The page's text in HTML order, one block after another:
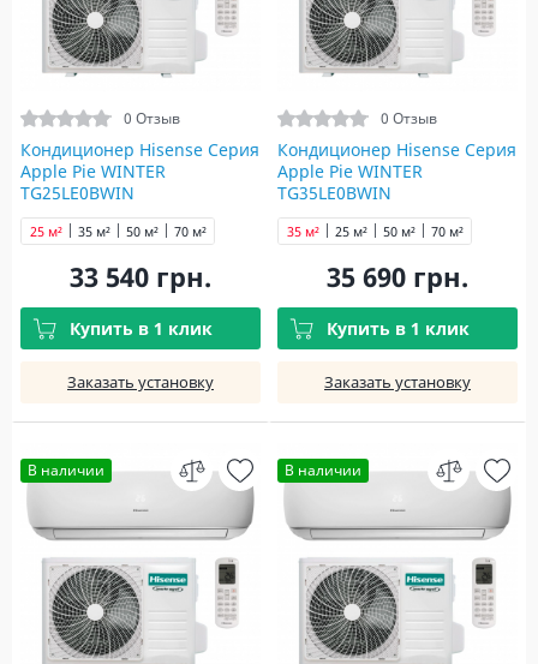
0 Отзыв
Кондиционер Hisense Серия
Apple Pie WINTER
TG25LE0BWIN
25 м² 35 м² 50 м² 70 м²
33 540 грн.
Купить в 1 клик
Заказать установку
0 Отзыв
Кондиционер Hisense Серия
Apple Pie WINTER
TG35LE0BWIN
25 м²
35 м² 50 м² 70 м²
35 690 грн.
Купить в 1 клик
Заказать установку
В наличии В наличии